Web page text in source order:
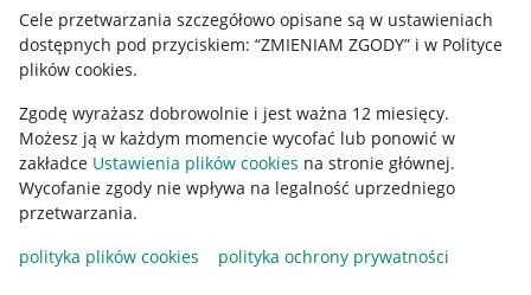
Cele przetwarzania szczegółowo opisane są w ustawieniach
dostępnych pod przyciskiem: “ZMIENIAM ZGODY” i w Polityce
plików cookies.
Zgodę wyrażasz dobrowolnie i jest ważna 12 miesięcy.
Możesz ją w każdym momencie wycofać lub ponowić w
zakładce Ustawienia plików cookies na stronie głównej.
Wycofanie zgody nie wpływa na legalność uprzedniego
przetwarzania.
polityka plików cookies
polityka ochrony prywatności
Udostępnianie lokalizacji
Informacje dla Aktu o Usługach Cyfrowych
Pobierz aplikację